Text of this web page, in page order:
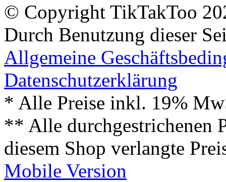
© Copyright TikTakToo
Durch Benutzung dieser
Allgemeine
Datenschutzerklärung
* Alle Preise inkl. 19%
** Alle durchgestrichenen
diesem Shop verlangte
Mobile Version